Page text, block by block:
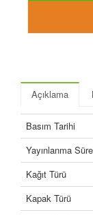
Açıklama
Basım Tarihi
Yayınlanma
Kağıt Türü
Kapak Türü